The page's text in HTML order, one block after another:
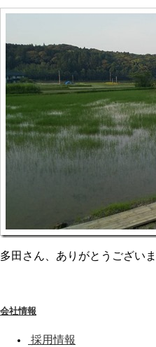
多田さん、ありがとうござい
会社情報
採用情報